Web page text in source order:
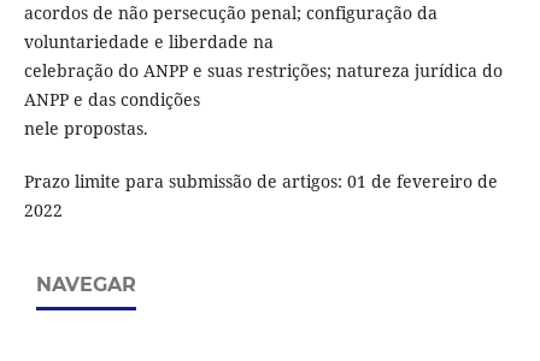
acordos de não persecução penal; configuração da
voluntariedade e liberdade na
celebração do ANPP e suas restrições; natureza jurídica do
ANPP e das condições
nele propostas.
Prazo limite para submissão de artigos: 01 de fevereiro de
2022
NAVEGAR